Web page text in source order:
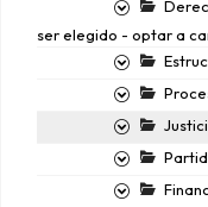
ser elegido - optar a